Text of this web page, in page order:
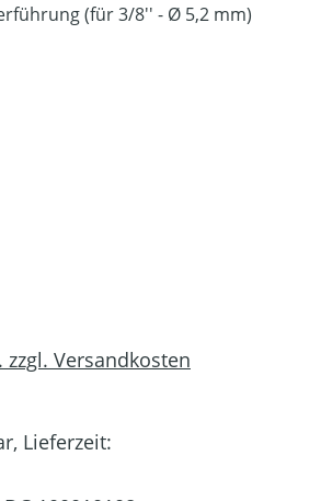
Versandkosten
Lieferzeit: